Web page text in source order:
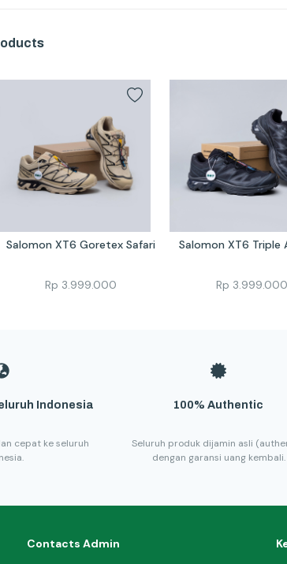
Salomon XT6 Goretex Safari
Rp 3.999.000
Salomon XT6 Triple
Rp 3.999.000
Indonesia
cepat ke seluruh
100% Authentic
Seluruh produk dijamin asli
dengan garansi uang kembali.
Contacts Admin